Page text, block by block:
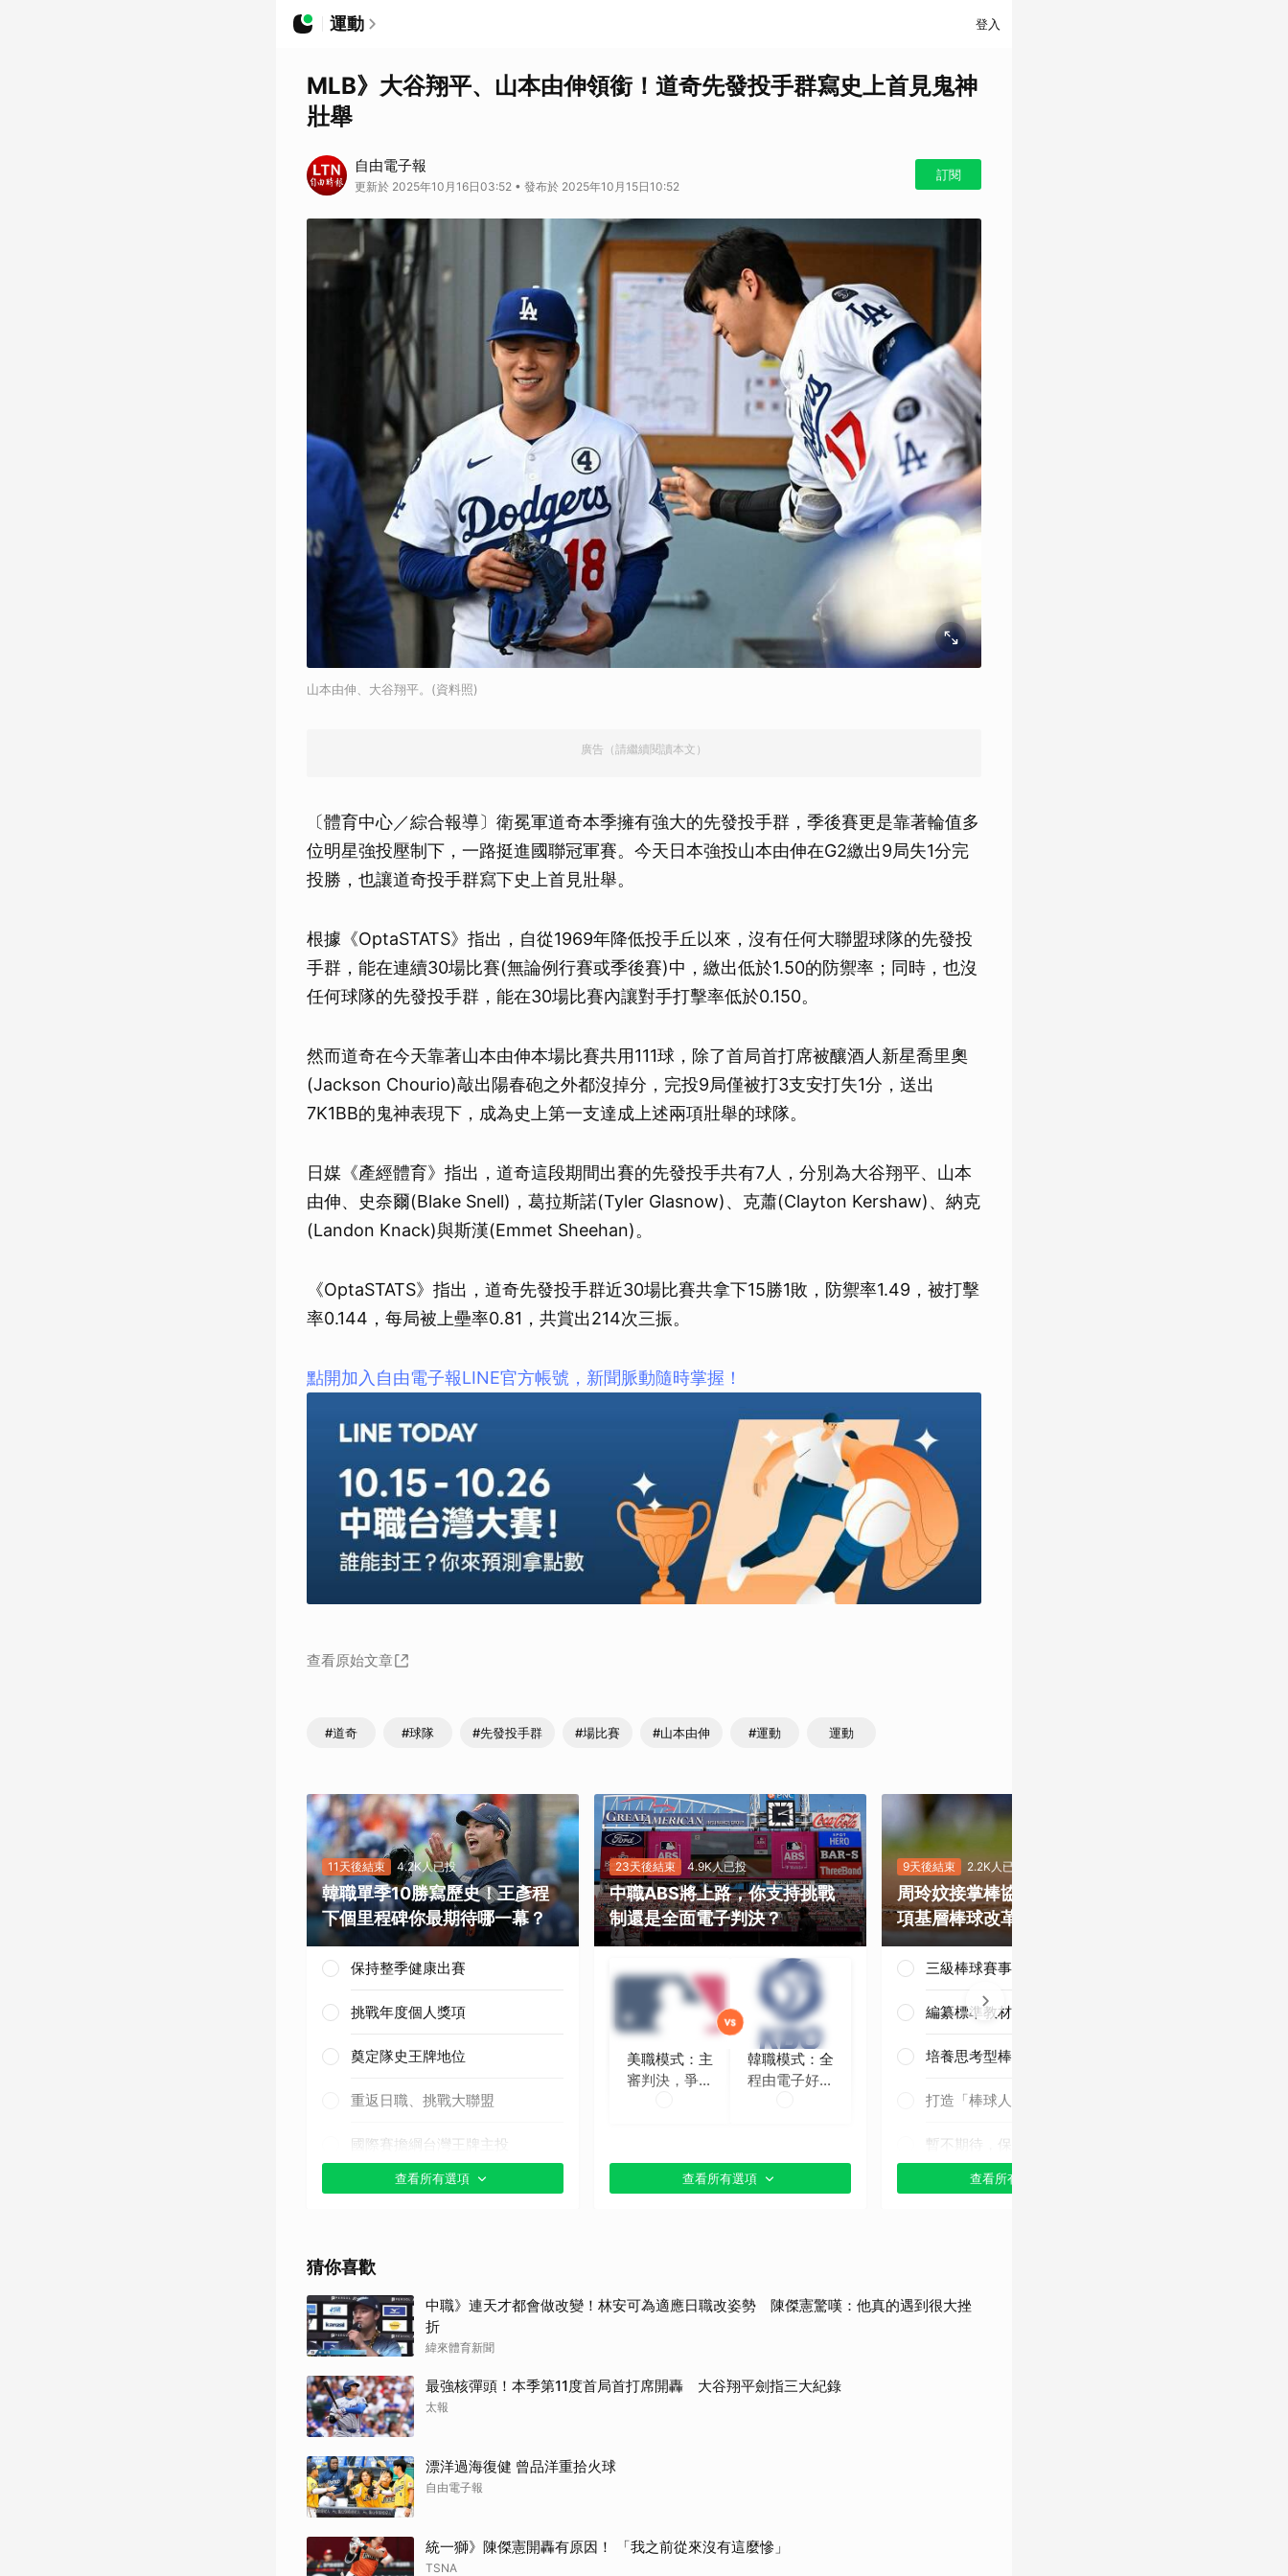
運動 登入
MLB》大谷翔平、山本由伸領銜！道奇先發投手群寫史上首見鬼神
壯舉
自由電子報
更新於 2025年10月16日03:52 • 發布於 2025年10月15日10:52
訂閱
山本由伸、大谷翔平。(資料照)
廣告（請繼續閱讀本文）
〔體育中心／綜合報導〕衛冕軍道奇本季擁有強大的先發投手群，季後賽更是靠著輪值多
位明星強投壓制下，一路挺進國聯冠軍賽。今天日本強投山本由伸在G2繳出9局失1分完
投勝，也讓道奇投手群寫下史上首見壯舉。
根據《OptaSTATS》指出，自從1969年降低投手丘以來，沒有任何大聯盟球隊的先發投
手群，能在連續30場比賽(無論例行賽或季後賽)中，繳出低於1.50的防禦率；同時，也沒
任何球隊的先發投手群，能在30場比賽內讓對手打擊率低於0.150。
然而道奇在今天靠著山本由伸本場比賽共用111球，除了首局首打席被釀酒人新星喬里奧
(Jackson Chourio)敲出陽春砲之外都沒掉分，完投9局僅被打3支安打失1分，送出
7K1BB的鬼神表現下，成為史上第一支達成上述兩項壯舉的球隊。
日媒《產經體育》指出，道奇這段期間出賽的先發投手共有7人，分別為大谷翔平、山本
由伸、史奈爾(Blake Snell)，葛拉斯諾(Tyler Glasnow)、克蕭(Clayton Kershaw)、納克
(Landon Knack)與斯漢(Emmet Sheehan)。
《OptaSTATS》指出，道奇先發投手群近30場比賽共拿下15勝1敗，防禦率1.49，被打擊
率0.144，每局被上壘率0.81，共賞出214次三振。
點開加入自由電子報LINE官方帳號，新聞脈動隨時掌握！
查看原始文章
#道奇 #球隊 #先發投手群 #場比賽 #山本由伸 #運動 運動
11天後結束 4.2K人已投
韓職單季10勝寫歷史！王彥程
下個里程碑你最期待哪一幕？
保持整季健康出賽
挑戰年度個人獎項
奠定隊史王牌地位
重返日職、挑戰大聯盟
國際賽擔綱台灣王牌主投
其他（歡迎貼文分享）
查看所有選項
23天後結束 4.9K人已投
中職ABS將上路，你支持挑戰
制還是全面電子判決？
美職模式：主
審判決，爭議
韓職模式：全
程由電子好球
查看所有選項
9天後結束 2.2K人已投
周玲妏接掌棒協，你最期待哪一
項基層棒球改革？
三級棒球賽事正常化
編纂標準教材與導入運科防護
培養思考型棒球人才
打造「棒球人之家」
暫不期待，保持觀望
查看所有選項
猜你喜歡
中職》連天才都會做改變！林安可為適應日職改姿勢 陳傑憲驚嘆：他真的遇到很大挫
折
緯來體育新聞
最強核彈頭！本季第11度首局首打席開轟 大谷翔平劍指三大紀錄
太報
漂洋過海復健 曾品洋重拾火球
自由電子報
統一獅》陳傑憲開轟有原因！ 「我之前從來沒有這麼慘」
TSNA
取消